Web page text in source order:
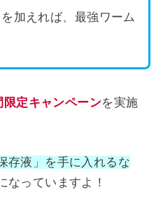
加えれば、最強ワーム
限定キャンペーンを実施
存液」 を手に入れるな
なっていますよ！